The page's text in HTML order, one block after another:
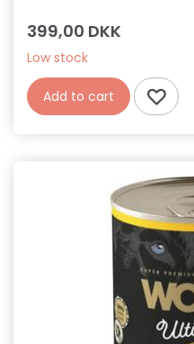
399,00 DKK
Low stock
Add to cart